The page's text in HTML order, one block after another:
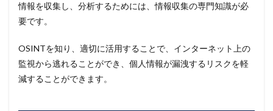
情報を収集し、分析するためには、情報収集の専門知識が必
要です。
OSINTを知り、適切に活用することで、インターネット上の
監視から逃れることができ、個人情報が漏洩するリスクを軽
減することができます。